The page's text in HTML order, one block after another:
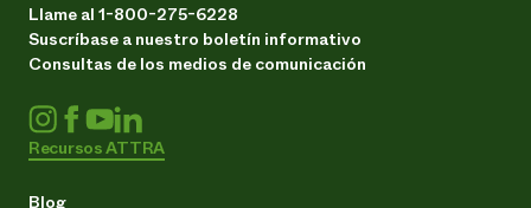
Llame al 1-800-275-6228
Suscríbase a nuestro boletín informativo
Consultas de los medios de comunicación
Recursos ATTRA
Blog